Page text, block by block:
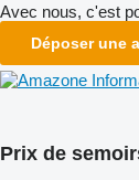
Avec nous, c'est
Déposer une
Prix de